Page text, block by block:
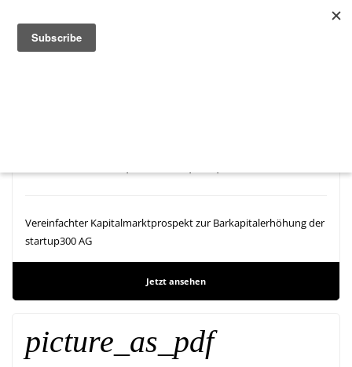
Vereinfachter Kapitalmarktprospekt zur Barkapitalerhöhung der
startup300 AG
Jetzt ansehen
picture_as_pdf